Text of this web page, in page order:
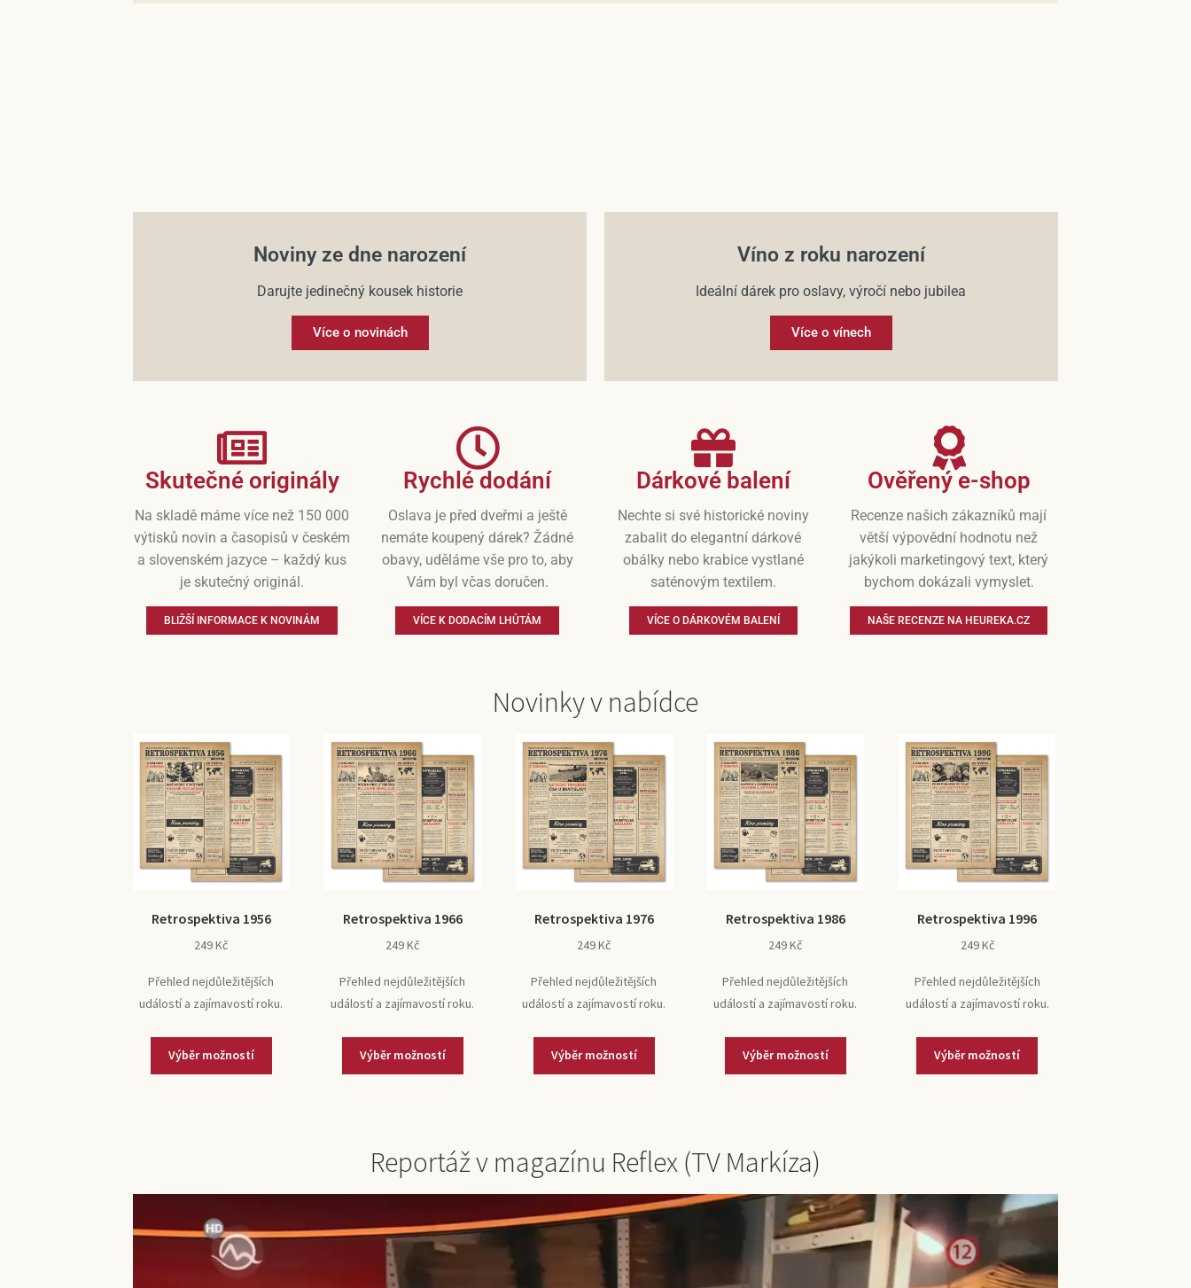
Noviny ze dne narození
Darujte jedinečný kousek historie
Více o novinách
Víno z roku narození
Ideální dárek pro oslavy, výročí nebo jubilea
Více o vínech
Skutečné originály
Na skladě máme více než 150 000
výtisků novin a časopisů v českém
a slovenském jazyce – každý kus
je skutečný originál.
BLIŽŠÍ INFORMACE K NOVINÁM
Rychlé dodání
Oslava je před dveřmi a ještě
nemáte koupený dárek? Žádné
obavy, uděláme vše pro to, aby
Vám byl včas doručen.
VÍCE K DODACÍM LHŮTÁM
Dárkové balení
Nechte si své historické noviny
zabalit do elegantní dárkové
obálky nebo krabice vystlané
saténovým textilem.
VÍCE O DÁRKOVÉM BALENÍ
Ověřený e-shop
Recenze našich zákazníků mají
větší výpovědní hodnotu než
jakýkoli marketingový text, který
bychom dokázali vymyslet.
NAŠE RECENZE NA HEUREKA.CZ
Novinky v nabídce
Retrospektiva 1956
249Kč
Přehled nejdůležitějších
událostí a zajímavostí roku.
Výběr možností
Retrospektiva 1966
249Kč
Přehled nejdůležitějších
událostí a zajímavostí roku.
Výběr možností
Retrospektiva 1976
249Kč
Přehled nejdůležitějších
událostí a zajímavostí roku.
Výběr možností
Retrospektiva 1986
249Kč
Přehled nejdůležitějších
událostí a zajímavostí roku.
Výběr možností
Retrospektiva 1996
249Kč
Přehled nejdůležitějších
událostí a zajímavostí roku.
Výběr možností
Reportáž v magazínu Reflex (TV Markíza)